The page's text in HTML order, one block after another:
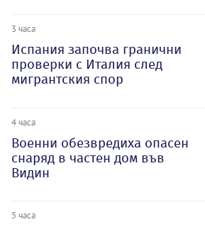
3 часа
Испания започва гранични
проверки с Италия след
мигрантския спор
4 часа
Военни обезвредиха опасен
снаряд в частен дом във
Видин
5 часа